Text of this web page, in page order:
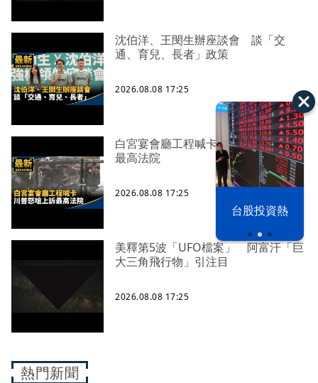
台股投資熱
沈伯洋、王閔生辦座談會 談「交
通、育兒、長者」政策
2026.08.08 17:25
白宮宴會廳工程喊卡 川普怒嗆上訴
最高法院
2026.08.08 17:25
美釋第5波「UFO檔案」 阿富汗「巨
大三角飛行物」引注目
2026.08.08 17:25
熱門新聞